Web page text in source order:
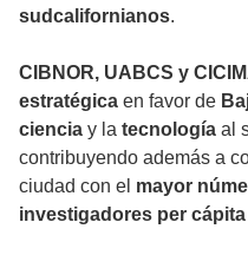
sudcalifornianos.
CIBNOR, UABCS y
estratégica en favor de
ciencia y la tecnología al
contribuyendo además a
ciudad con el mayor
investigadores per